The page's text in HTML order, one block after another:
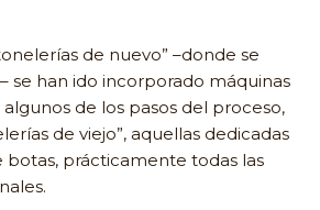
de nuevo” –donde se
se han ido incorporado máquinas
de los pasos del proceso,
de viejo”, aquellas dedicadas
botas, prácticamente todas las